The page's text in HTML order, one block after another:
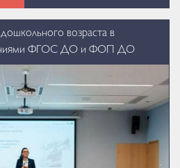
возраста в
ФГОС ДО и ФОП ДО